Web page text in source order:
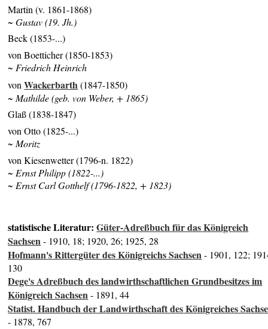
Martin (v. 1861-1868)
~ Gustav (19. Jh.)
Beck (1853-...)
von Boetticher (1850-1853)
~ Friedrich Heinrich
vonWackerbarth(1847-1850)
~ Mathilde (geb. von Weber, + 1865)
Glaß (1838-1847)
von Otto (1825-...)
~ Moritz
von Kiesenwetter (1796-n. 1822)
~ Ernst Philipp (1822-...)
~ Ernst Carl Gotthelf (1796-1822, + 1823)
statistische Literatur:Güter-Adreßbuch für das Königreich
Sachsen- 1910, 18; 1920, 26; 1925, 28
Hofmann's Rittergüter des Königreichs Sachsen- 1901, 122;
130
Dege's Adreßbuch des landwirthschaftlichen Grundbesitzes im
Königreich Sachsen- 1891, 44
Statist. Handbuch der Landwirthschaft des Königreiches
- 1878, 767